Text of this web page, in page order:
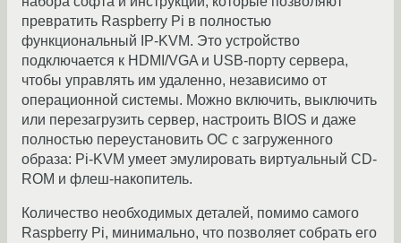
превратить Raspberry Pi в полностью
функциональный IP-KVM. Это устройство
подключается к HDMI/VGA и USB-порту сервера,
чтобы управлять им удаленно, независимо от
операционной системы. Можно включить, выключить
или перезагрузить сервер, настроить BIOS и даже
полностью переустановить ОС с загруженного
образа: Pi-KVM умеет эмулировать виртуальный CD-
ROM и флеш-накопитель.
Количество необходимых деталей, помимо самого
Raspberry Pi, минимально, что позволяет собрать его